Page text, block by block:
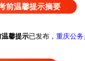
前温馨提示摘要
温馨提示已发布 ， 重庆公务